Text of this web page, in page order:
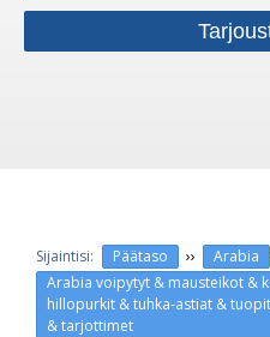
Päätaso ›› Arabia
Arabia voipytyt & mausteikot &
hillopurkit & tuhka-astiat &
& tarjottimet